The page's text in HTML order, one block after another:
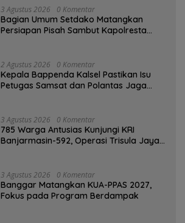
3 Agustus 2026 0 Komentar
Bagian Umum Setdako Matangkan
Persiapan Pisah Sambut Kapolresta
2 Agustus 2026 0 Komentar
Kepala Bappenda Kalsel Pastikan Isu
Petugas Samsat dan Polantas Jaga
3 Agustus 2026 0 Komentar
785 Warga Antusias Kunjungi KRI
Banjarmasin-592, Operasi Trisula Jaya
3 Agustus 2026 0 Komentar
‎Banggar Matangkan KUA-PPAS 2027,
Fokus pada Program Berdampak